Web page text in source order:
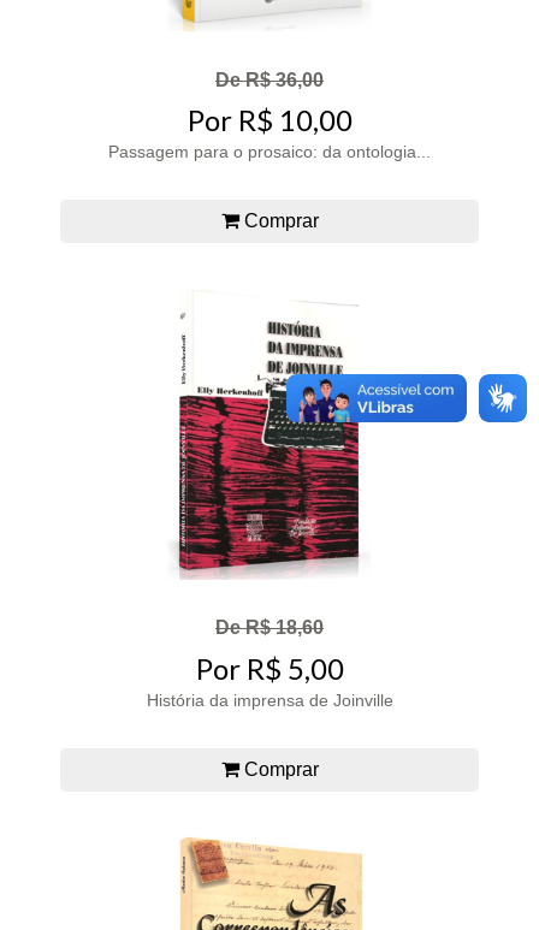
De R$ 36,00
Por R$ 10,00
Passagem para o prosaico: da ontologia...
Comprar
De R$ 18,60
Por R$ 5,00
História da imprensa de Joinville
Comprar